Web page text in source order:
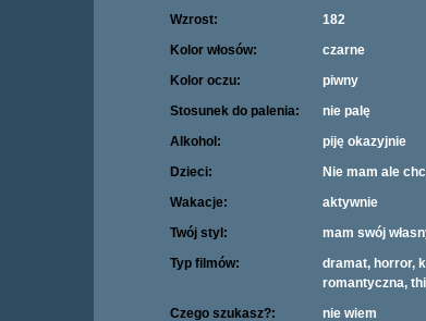
Wzrost:
182
Kolor włosów:
czarne
Kolor oczu:
piwny
Stosunek do palenia:
nie palę
Alkohol:
piję okazyjnie
Dzieci:
Nie mam ale
Wakacje:
aktywnie
Twój styl:
mam swój
Typ filmów:
dramat, horror,
romantyczna,
Czego szukasz?:
nie wiem